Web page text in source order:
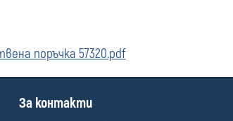
поръчка 57320.pdf
П
За контакти